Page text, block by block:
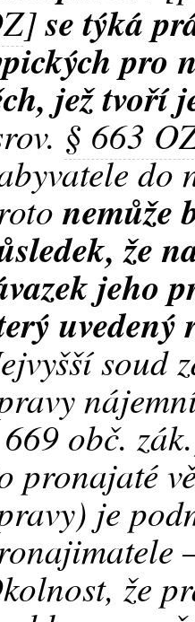
]se týká
pro
jež tvoří
§ 663
do
nemůže
že
jeho
uvedený
soud
obč.
pronajaté
je
že